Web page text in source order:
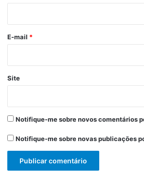
*
E-mail *
Site
Notifique-me sobre novos comentários
Notifique-me sobre novas publicações